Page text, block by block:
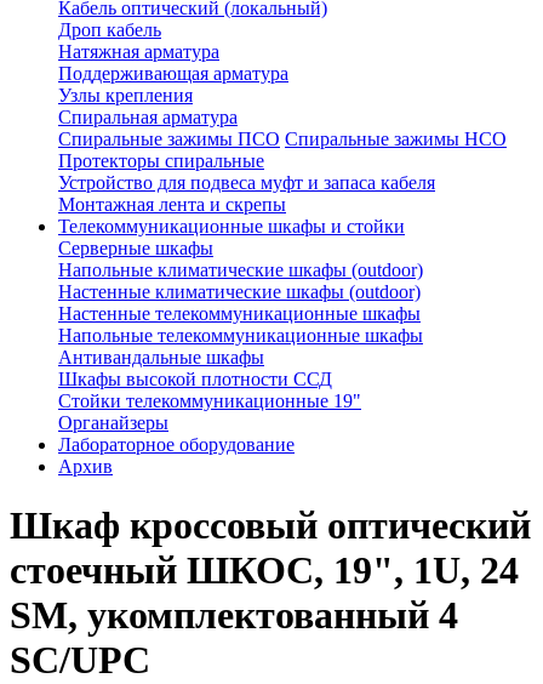
Кабель оптический (локальный)
Дроп кабель
Натяжная арматура
Поддерживающая арматура
Узлы крепления
Спиральная арматура
Спиральные зажимы ПСО Спиральные зажимы НСО
Протекторы спиральные
Устройство для подвеса муфт и запаса кабеля
Монтажная лента и скрепы
Телекоммуникационные шкафы и стойки
Серверные шкафы
Напольные климатические шкафы (outdoor)
Настенные климатические шкафы (outdoor)
Настенные телекоммуникационные шкафы
Напольные телекоммуникационные шкафы
Антивандальные шкафы
Шкафы высокой плотности ССД
Стойки телекоммуникационные 19"
Органайзеры
Лабораторное оборудование
Архив
Шкаф кроссовый оптический
стоечный ШКОС, 19", 1U, 24
SM, укомплектованный 4
SC/UPC